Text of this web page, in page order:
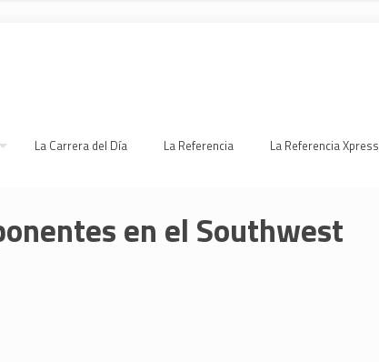
La Carrera del Día La Referencia La Referencia Xpress
en el Southwest